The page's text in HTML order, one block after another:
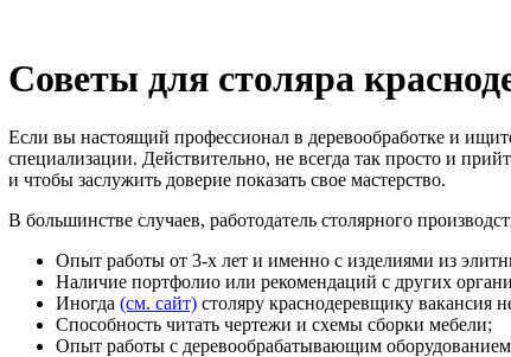
Советы для столяра
Если вы настоящий профессионал в деревообработке и
специализации. Действительно, не всегда так просто и
и чтобы заслужить доверие показать свое мастерство.
В большинстве случаев, работодатель столярного
Опыт работы от 3-х лет и именно с изделиями из
Наличие портфолио или рекомендаций с других
Иногда (см. сайт) столяру краснодеревщику вакансия
Способность читать чертежи и схемы сборки мебели;
Опыт работы с деревообрабатывающим